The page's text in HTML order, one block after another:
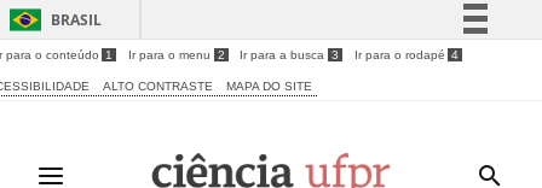
BRASIL
Simplifique!
Acesso à informação
para o conteúdo 1 Ir para o menu 2 Ir para a busca 3 Ir para o rodapé 4
ALTO CONTRASTE MAPA DO SITE